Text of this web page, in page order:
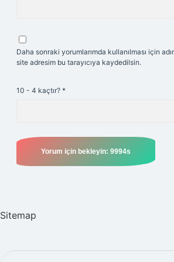
Daha sonraki yorumlarımda kullanılması için
site adresim bu tarayıcıya kaydedilsin.
10 - 4 kaçtır? *
Sitemap